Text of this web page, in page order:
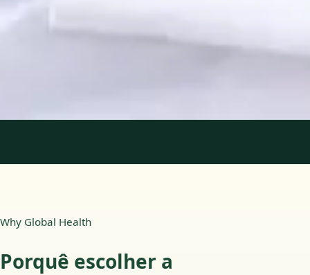
Why Global Health
Porquê escolher a